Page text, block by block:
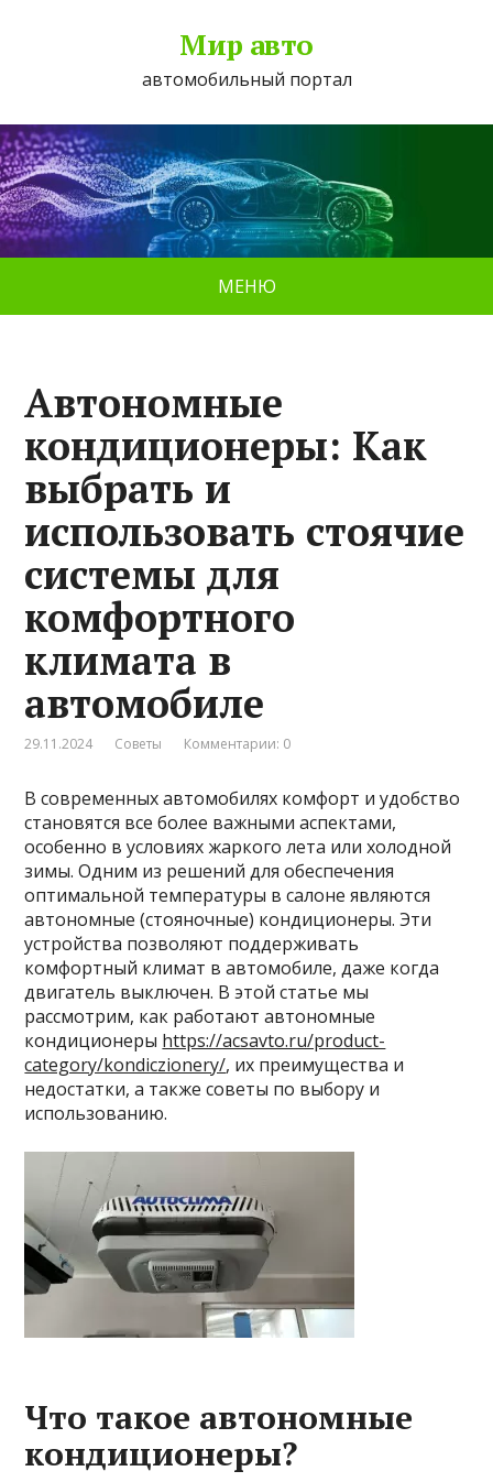
Мир авто
автомобильный портал
МЕНЮ
Автономные
кондиционеры: Как
выбрать и
использовать стоячие
системы для
комфортного
климата в
автомобиле
29.11.2024 Советы Комментарии: 0
В современных автомобилях комфорт и удобство
становятся все более важными аспектами,
особенно в условиях жаркого лета или холодной
зимы. Одним из решений для обеспечения
оптимальной температуры в салоне являются
автономные (стояночные) кондиционеры. Эти
устройства позволяют поддерживать
комфортный климат в автомобиле, даже когда
двигатель выключен. В этой статье мы
рассмотрим, как работают автономные
кондиционеры https://acsavto.ru/product-
category/kondiczionery/, их преимущества и
недостатки, а также советы по выбору и
использованию.
Что такое автономные
кондиционеры?